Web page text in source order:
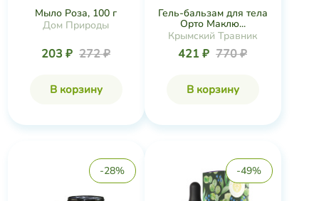
Мыло Роза, 100 г
Дом Природы
203 ₽ 272 ₽
В корзину
Гель-бальзам для тела
Орто Маклю...
Крымский Травник
421 ₽ 770 ₽
В корзину
-28% -49%